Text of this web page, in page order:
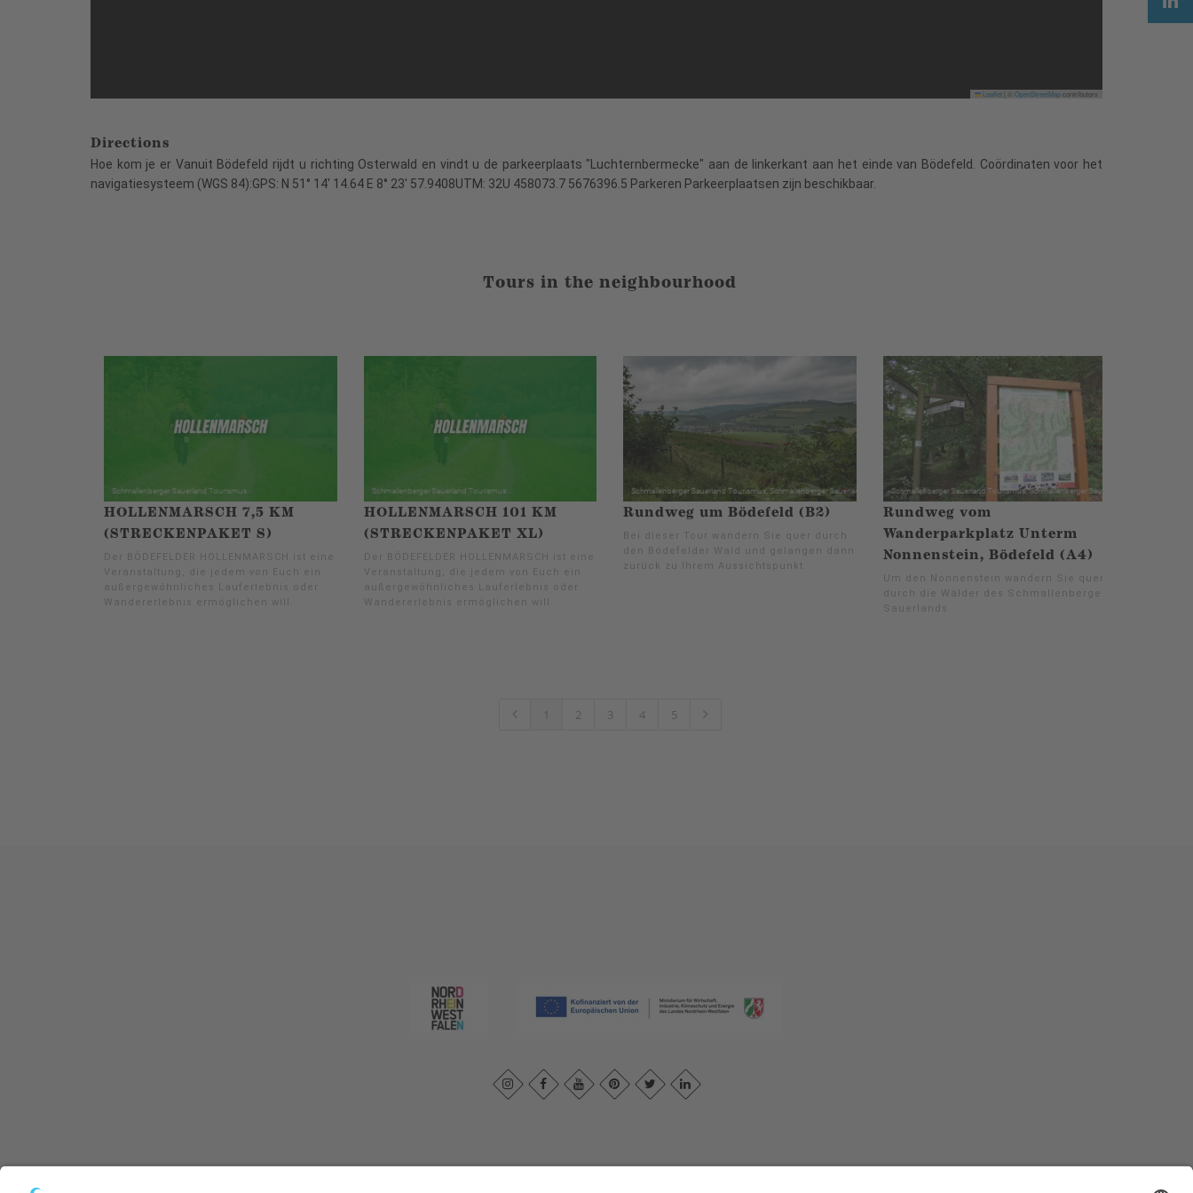
Leaflet OpenStreetMapcontributors
Directions
Hoe kom je er Vanuit Bödefeld rijdt u richting Osterwald en vindt u de parkeerplaats "Luchternbermecke" aan de linkerkant aan het einde van Bödefeld. Coördinaten voor het
navigatiesysteem (WGS 84):GPS: N 51° 14' 14.64 E 8° 23' 57.9408UTM: 32U 458073.7 5676396.5 Parkeren Parkeerplaatsen zijn beschikbaar.
Tours in the neighbourhood
HOLLENMARSCH 7,5 KM
(STRECKENPAKET S)
Der BÖDEFELDER HOLLENMARSCH ist eine
Veranstaltung, die jedem von Euch ein
außergewöhnliches Lauferlebnis oder
Wandererlebnis ermöglichen will.
HOLLENMARSCH 101 KM
(STRECKENPAKET XL)
Der BÖDEFELDER HOLLENMARSCH ist eine
Veranstaltung, die jedem von Euch ein
außergewöhnliches Lauferlebnis oder
Wandererlebnis ermöglichen will.
Rundweg um Bödefeld (B2)
Bei dieser Tour wandern Sie quer durch
den Bödefelder Wald und gelangen dann
zurück zu Ihrem Aussichtspunkt.
Rundweg vom
Wanderparkplatz Unterm
Nonnenstein, Bödefeld (A4)
Um den Nonnenstein wandern Sie quer
durch die Wälder des Schmallenberger
Sauerlands.
1 2 3 4 5